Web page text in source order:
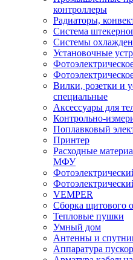
контроллеры
Радиаторы,
Система
Системы
Установочные
Вилки, розетки и
специальные
Аксессуары для
Контрольно-
Поплавковый
Принтер
Расходные
МФУ
VEMPER
Сборка щитового
Тепловые пушки
Умный дом
Антенны и
Аппаратура